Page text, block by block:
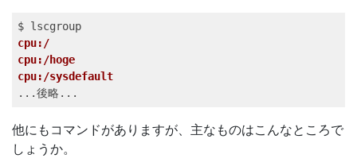
cpu:/
cpu:/hoge
cpu:/sysdefault
...後略...
他にもコマンドがありますが、主なものはこんなところで
しょうか。